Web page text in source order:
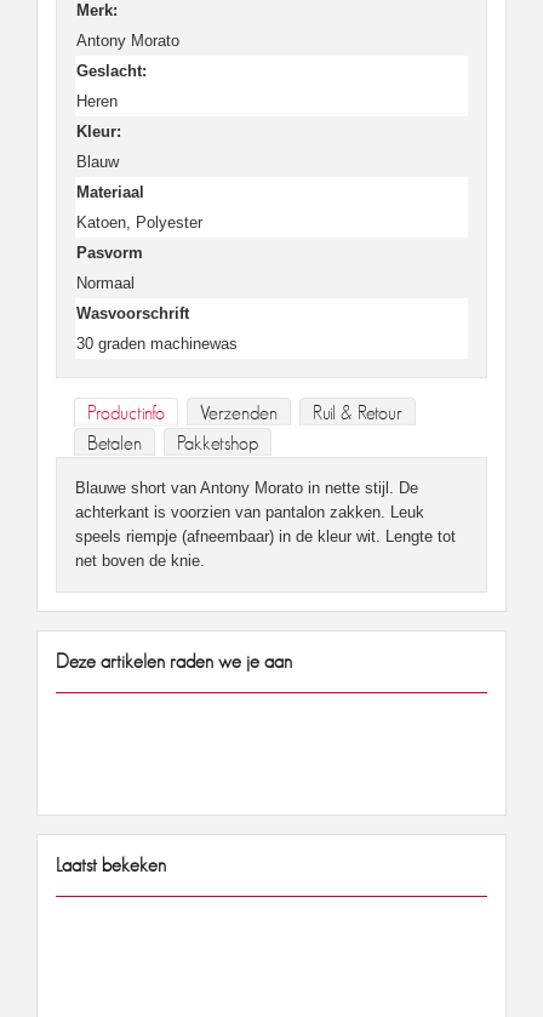
Merk:
Antony Morato
Geslacht:
Heren
Kleur:
Blauw
Materiaal
Katoen, Polyester
Pasvorm
Normaal
Wasvoorschrift
30 graden machinewas
Productinfo Verzenden
Ruil & Retour
Betalen
Pakketshop
Blauwe short van Antony Morato in nette stijl. De
achterkant is voorzien van pantalon zakken. Leuk
speels riempje (afneembaar) in de kleur wit. Lengte tot
net boven de knie.
Deze artikelen raden we je aan
Laatst bekeken